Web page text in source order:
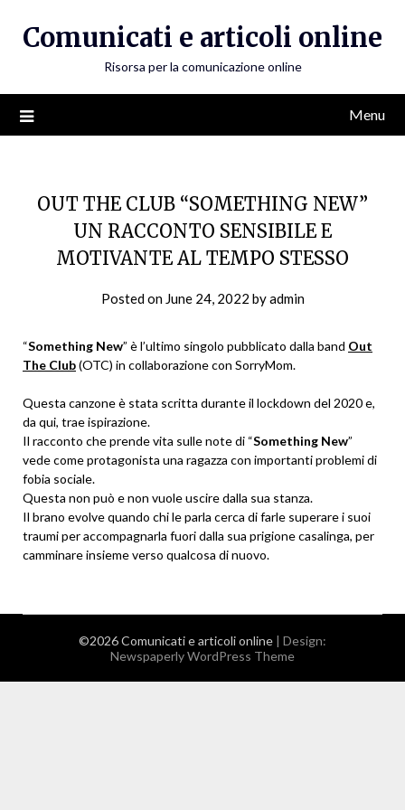
Comunicati e articoli online
Risorsa per la comunicazione online
Menu
OUT THE CLUB “SOMETHING NEW”
UN RACCONTO SENSIBILE E
MOTIVANTE AL TEMPO STESSO
Posted on June 24, 2022 byadmin
“Something New” è l’ultimo singolo pubblicato dalla band Out
The Club(OTC) in collaborazione con SorryMom.
Questa canzone è stata scritta durante il lockdown del 2020 e,
da qui, trae ispirazione.
Il racconto che prende vita sulle note di “Something New”
vede come protagonista una ragazza con importanti problemi di
fobia sociale.
Questa non può e non vuole uscire dalla sua stanza.
Il brano evolve quando chi le parla cerca di farle superare i suoi
traumi per accompagnarla fuori dalla sua prigione casalinga, per
camminare insieme verso qualcosa di nuovo.
©2026 Comunicati e articoli online | Design:
Newspaperly WordPress Theme